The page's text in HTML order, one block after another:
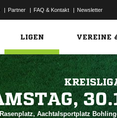
| Partner | FAQ & Kontakt | Newsletter
LIGEN VEREINE
Rasenplatz, Aachtalsportplatz